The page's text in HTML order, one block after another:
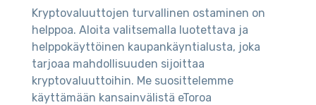
Kryptovaluuttojen turvallinen ostaminen on
helppoa. Aloita valitsemalla luotettava ja
helppokäyttöinen kaupankäyntialusta, joka
tarjoaa mahdollisuuden sijoittaa
kryptovaluuttoihin. Me suosittelemme
käyttämään kansainvälistä eToroa